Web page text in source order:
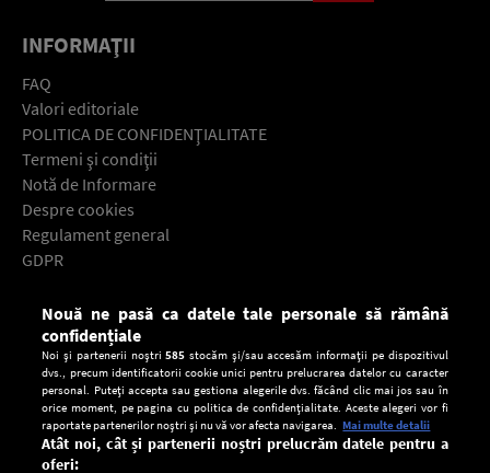
INFORMAŢII
FAQ
Valori editoriale
POLITICA DE CONFIDENŢIALITATE
Termeni şi condiţii
Notă de Informare
Despre cookies
Regulament general
GDPR
Descarcă gratuit aplicaţia Europa FM pentru smartphone:
Nouă ne pasă ca datele tale personale să rămână
confidențiale
Noi și partenerii noștri585 stocăm și/sau accesăm informații pe dispozitivul
dvs., precum identificatorii cookie unici pentru prelucrarea datelor cu caracter
personal. Puteți accepta sau gestiona alegerile dvs. făcând clic mai jos sau în
orice moment, pe pagina cu politica de confidențialitate. Aceste alegeri vor fi
raportate partenerilor noștri și nu vă vor afecta navigarea. Mai multe detalii
Atât noi, cât și partenerii noștri prelucrăm datele pentru a
oferi: